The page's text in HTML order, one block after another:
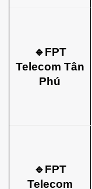
🔹FPT
Telecom Tân
Phú
🔹FPT
Telecom